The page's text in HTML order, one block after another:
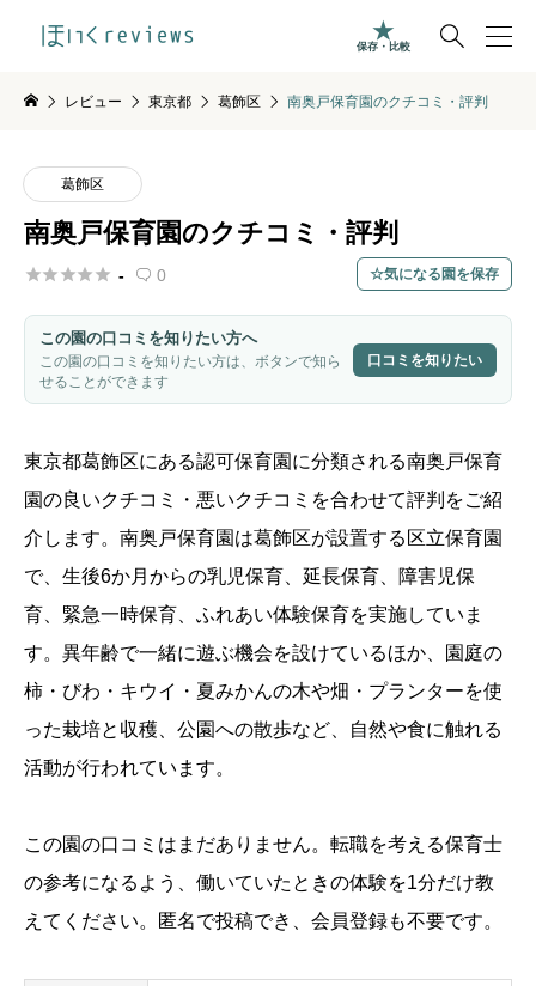

保存・比較
レビュー 東京都 葛飾区 南奥戸保育園のクチコミ・評判
葛飾区
南奥戸保育園のクチコミ・評判
 -  0 気になる園を保存
この園の口コミを知りたい方へ
この園の口コミを知りたい方は、ボタンで知ら
せることができます
口コミを知りたい
東京都葛飾区にある認可保育園に分類される南奥戸保育
園の良いクチコミ・悪いクチコミを合わせて評判をご紹
介します。南奥戸保育園は葛飾区が設置する区立保育園
で、生後6か月からの乳児保育、延長保育、障害児保
育、緊急一時保育、ふれあい体験保育を実施していま
す。異年齢で一緒に遊ぶ機会を設けているほか、園庭の
柿・びわ・キウイ・夏みかんの木や畑・プランターを使
った栽培と収穫、公園への散歩など、自然や食に触れる
活動が行われています。
この園の口コミはまだありません。転職を考える保育士
の参考になるよう、働いていたときの体験を1分だけ教
えてください。匿名で投稿でき、会員登録も不要です。